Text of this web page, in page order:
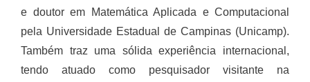
e doutor em Matemática Aplicada e Computacional
pela Universidade Estadual de Campinas (Unicamp).
Também traz uma sólida experiência internacional,
tendo atuado como pesquisador visitante na